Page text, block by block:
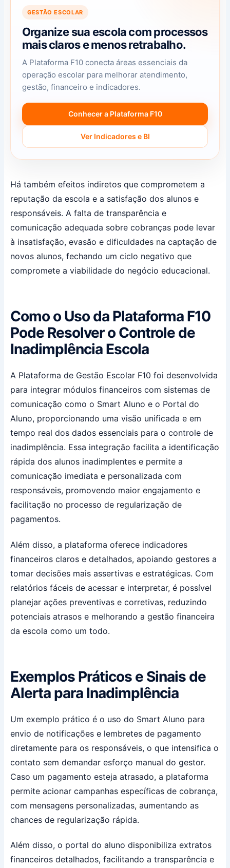
GESTÃO ESCOLAR
Organize sua escola com processos
mais claros e menos retrabalho.
A Plataforma F10 conecta áreas essenciais da
operação escolar para melhorar atendimento,
gestão, financeiro e indicadores.
Conhecer a Plataforma F10
Ver Indicadores e BI
Há também efeitos indiretos que comprometem a
reputação da escola e a satisfação dos alunos e
responsáveis. A falta de transparência e
comunicação adequada sobre cobranças pode levar
à insatisfação, evasão e dificuldades na captação de
novos alunos, fechando um ciclo negativo que
compromete a viabilidade do negócio educacional.
Como o Uso da Plataforma F10
Pode Resolver o Controle de
Inadimplência Escola
A Plataforma de Gestão Escolar F10 foi desenvolvida
para integrar módulos financeiros com sistemas de
comunicação como o Smart Aluno e o Portal do
Aluno, proporcionando uma visão unificada e em
tempo real dos dados essenciais para o controle de
inadimplência. Essa integração facilita a identificação
rápida dos alunos inadimplentes e permite a
comunicação imediata e personalizada com
responsáveis, promovendo maior engajamento e
facilitação no processo de regularização de
pagamentos.
Além disso, a plataforma oferece indicadores
financeiros claros e detalhados, apoiando gestores a
tomar decisões mais assertivas e estratégicas. Com
relatórios fáceis de acessar e interpretar, é possível
planejar ações preventivas e corretivas, reduzindo
potenciais atrasos e melhorando a gestão financeira
da escola como um todo.
Exemplos Práticos e Sinais de
Alerta para Inadimplência
Um exemplo prático é o uso do Smart Aluno para
envio de notificações e lembretes de pagamento
diretamente para os responsáveis, o que intensifica o
contato sem demandar esforço manual do gestor.
Caso um pagamento esteja atrasado, a plataforma
permite acionar campanhas específicas de cobrança,
com mensagens personalizadas, aumentando as
chances de regularização rápida.
Além disso, o portal do aluno disponibiliza extratos
financeiros detalhados, facilitando a transparência e